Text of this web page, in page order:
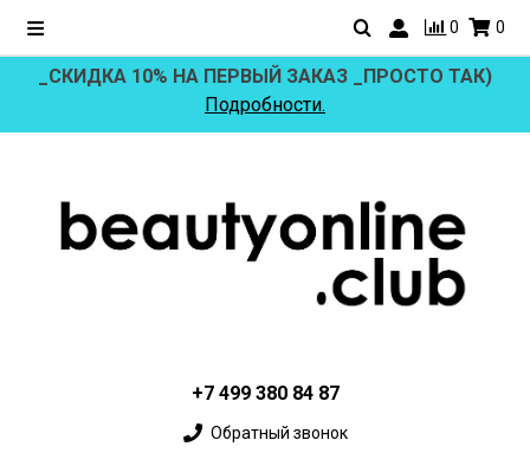
0 0
_СКИДКА 10% НА ПЕРВЫЙ ЗАКАЗ _ПРОСТО ТАК)
Подробности.
+7 499 380 84 87
Обратный звонок